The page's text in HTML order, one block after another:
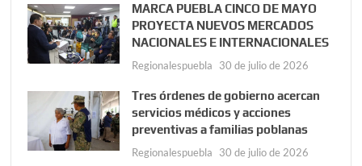
MARCA PUEBLA CINCO DE MAYO
PROYECTA NUEVOS MERCADOS
NACIONALES E INTERNACIONALES
Regionalespuebla 30 de julio de 2026
Tres órdenes de gobierno acercan
servicios médicos y acciones
preventivas a familias poblanas
Regionalespuebla 30 de julio de 2026